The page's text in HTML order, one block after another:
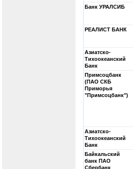
Банк УРАЛСИБ
РЕАЛИСТ БАНК
Азиатско-
Тихоокеанский
Банк
Примсоцбанк
(ПАО СКБ
Приморья
"Примсоцбанк")
Азиатско-
Тихоокеанский
Банк
Байкальский
банк ПАО
Сбербанк